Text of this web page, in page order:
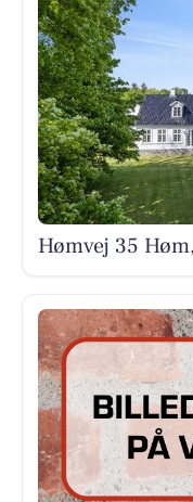
Hømvej 35